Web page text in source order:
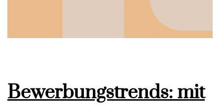
Bewerbungstrends: mit